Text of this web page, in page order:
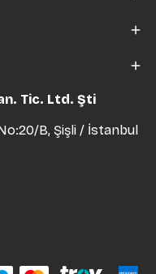
Tic. Ltd. Şti
B, Şişli / İstanbul